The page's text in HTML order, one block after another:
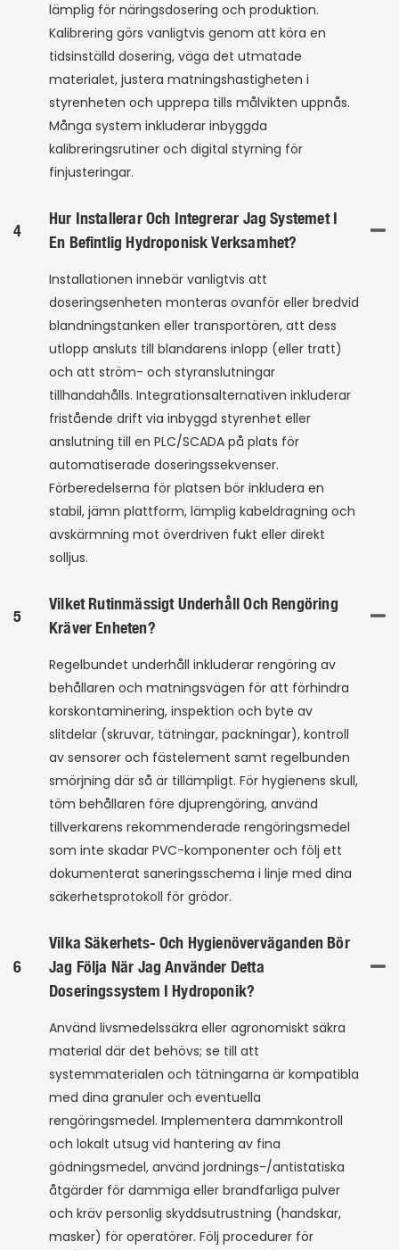
lämplig för näringsdosering och produktion.
Kalibrering görs vanligtvis genom att köra en
tidsinställd dosering, väga det utmatade
materialet, justera matningshastigheten i
styrenheten och upprepa tills målvikten uppnås.
Många system inkluderar inbyggda
kalibreringsrutiner och digital styrning för
finjusteringar.
4
Hur Installerar Och Integrerar Jag Systemet I
En Befintlig Hydroponisk Verksamhet?
Installationen innebär vanligtvis att
doseringsenheten monteras ovanför eller bredvid
blandningstanken eller transportören, att dess
utlopp ansluts till blandarens inlopp (eller tratt)
och att ström- och styranslutningar
tillhandahålls. Integrationsalternativen inkluderar
fristående drift via inbyggd styrenhet eller
anslutning till en PLC/SCADA på plats för
automatiserade doseringssekvenser.
Förberedelserna för platsen bör inkludera en
stabil, jämn plattform, lämplig kabeldragning och
avskärmning mot överdriven fukt eller direkt
solljus.
5
Vilket Rutinmässigt Underhåll Och Rengöring
Kräver Enheten?
Regelbundet underhåll inkluderar rengöring av
behållaren och matningsvägen för att förhindra
korskontaminering, inspektion och byte av
slitdelar (skruvar, tätningar, packningar), kontroll
av sensorer och fästelement samt regelbunden
smörjning där så är tillämpligt. För hygienens skull,
töm behållaren före djuprengöring, använd
tillverkarens rekommenderade rengöringsmedel
som inte skadar PVC-komponenter och följ ett
dokumenterat saneringsschema i linje med dina
säkerhetsprotokoll för grödor.
6
Vilka Säkerhets- Och Hygienöverväganden Bör
Jag Följa När Jag Använder Detta
Doseringssystem I Hydroponik?
Använd livsmedelssäkra eller agronomiskt säkra
material där det behövs; se till att
systemmaterialen och tätningarna är kompatibla
med dina granuler och eventuella
rengöringsmedel. Implementera dammkontroll
och lokalt utsug vid hantering av fina
gödningsmedel, använd jordnings-/antistatiska
åtgärder för dammiga eller brandfarliga pulver
och kräv personlig skyddsutrustning (handskar,
masker) för operatörer. Följ procedurer för